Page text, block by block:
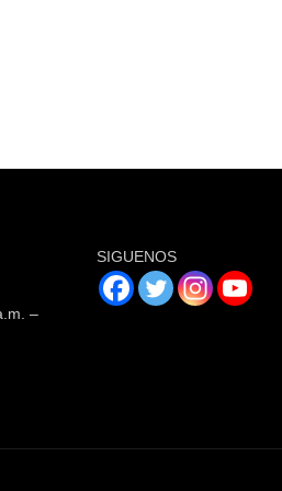
–
SIGUENOS